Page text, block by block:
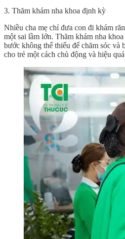
3. Thăm khám nha khoa định kỳ
Nhiều cha mẹ chỉ đưa con đi khám
một sai lầm lớn. Thăm khám nha
bước không thể thiếu để chăm sóc và
cho trẻ một cách chủ động và hiệu